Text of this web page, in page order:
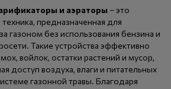
и аэраторы – это
предназначенная для
газоном без использования бензина и
Такие устройства эффективно
войлок, остатки растений и мусор,
доступ воздуха, влаги и питательных
газонной травы. Благодаря